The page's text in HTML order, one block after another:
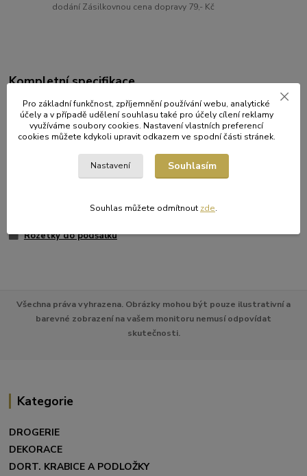
dodání Zásilkovnou cena dopravy 79,- Kč
Kompletní specifikace
Rozetky do podšálku Ø 13 cm [500 ks]
Původ zboží
KRAJKY A KOŠÍČKY
Rozetky do podšálku
Všechna práva vyhrazena. Obrázky mohou být pouze ilustrativní a
barevné zobrazení na vašem monitoru nemusí odpovídat
skutečnosti.
Kategorie
DROGERIE
DEKORACE
DORT. KRABICE A PODLOŽKY
Pro základní funkčnost, zpříjemnění používání webu, analytické
účely a v případě udělení souhlasu také pro účely cílení reklamy
využíváme soubory cookies. Nastavení vlastních preferencí
cookies můžete kdykoli upravit odkazem ve spodní části stránek.
Nastavení Souhlasím
Souhlas můžete odmítnout zde.